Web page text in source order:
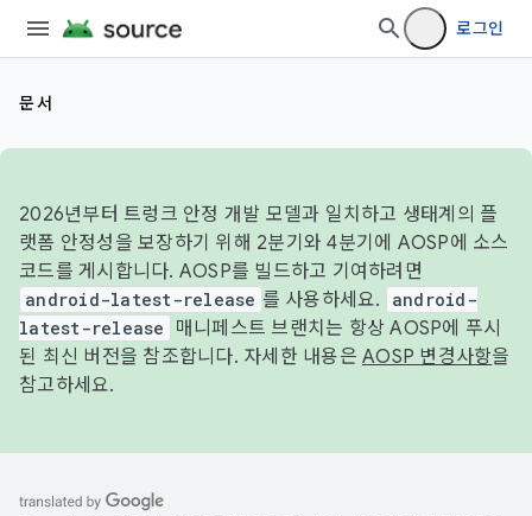
로그인
문서
2026년부터 트렁크 안정 개발 모델과 일치하고 생태계의 플
랫폼 안정성을 보장하기 위해 2분기와 4분기에 AOSP에 소스
코드를 게시합니다. AOSP를 빌드하고 기여하려면
android-latest-release 를 사용하세요.
android-
latest-release
매니페스트 브랜치는 항상 AOSP에 푸시
된 최신 버전을 참조합니다. 자세한 내용은 AOSP 변경사항을
참고하세요.